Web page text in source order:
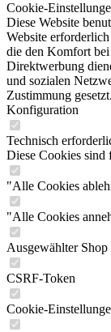
Cookie-
Diese Website
Website
die den Komfort bei
Direktwerbung
und sozialen
Zustimmung gesetzt.
Konfiguration
Technisch
Diese Cookies sind
"Alle Cookies
"Alle Cookies
Ausgewählter Shop
CSRF-Token
Cookie-